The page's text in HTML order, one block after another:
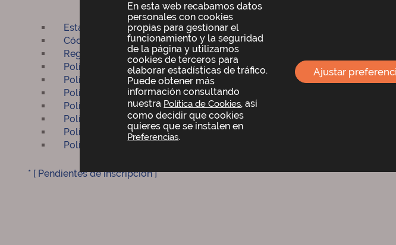
Estatutos Sociales*
Código de conducta
Reglamento Interno de Conducta en los mercados de Valores
Política de Gobierno Corporativo
Política de Sostenibilidad
Política para la prevención de delitos
Política del Sistema Interno de Información
Política de Control y Gestión de Riesgos
Política de compras y externalización de servicios
Política de respeto de Derechos Humanos
* [ Pendientes de inscripción ]
En esta web recabamos datos
personales con cookies
propias para gestionar el
funcionamiento y la seguridad
de la página y utilizamos
cookies de terceros para
elaborar estadísticas de tráfico.
Puede obtener más
información consultando
nuestra Política de Cookies, así
como decidir que cookies
quieres que se instalen en
Preferencias.
Ajustar